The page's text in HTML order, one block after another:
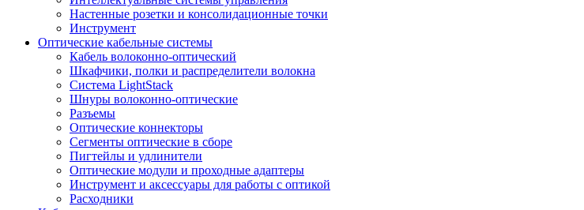
Настенные розетки и консолидационные точки
Инструмент
Оптические кабельные системы
Кабель волоконно-оптический
Шкафчики, полки и распределители волокна
Система LightStack
Шнуры волоконно-оптические
Разъемы
Оптические коннекторы
Сегменты оптические в сборе
Пигтейлы и удлинители
Оптические модули и проходные адаптеры
Инструмент и аксессуары для работы с оптикой
Расходники